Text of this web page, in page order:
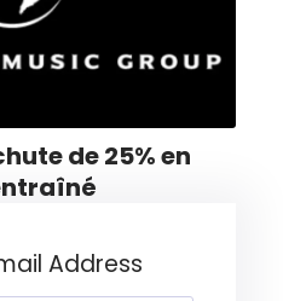
de 25% en
Address